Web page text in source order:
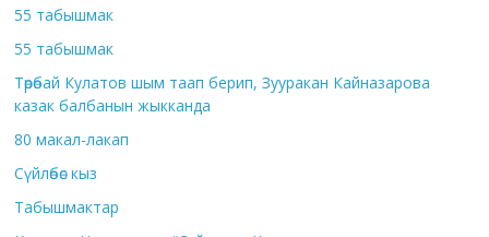
55 табышмак
55 табышмак
Төрөбай Кулатов шым таап берип, Зууракан Кайназарова
казак балбанын жыкканда
80 макал-лакап
Сүйлөбөс кыз
Табышмактар